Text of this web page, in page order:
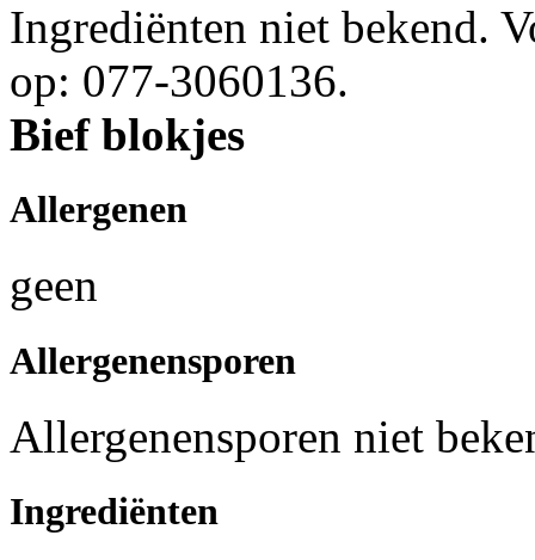
Ingrediënten niet bekend.
op: 077-3060136.
Bief blokjes
Allergenen
geen
Allergenensporen
Allergenensporen niet
Ingrediënten